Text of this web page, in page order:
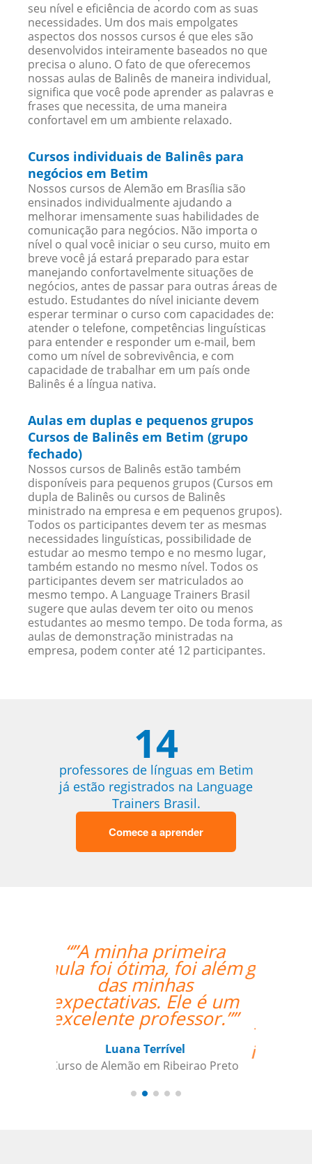
seu nível e eficiência de acordo com as suas
necessidades. Um dos mais empolgates
aspectos dos nossos cursos é que eles são
desenvolvidos inteiramente baseados no que
precisa o aluno. O fato de que oferecemos
nossas aulas de Balinês de maneira individual,
significa que você pode aprender as palavras e
frases que necessita, de uma maneira
confortavel em um ambiente relaxado.
Cursos individuais de Balinês para
negócios em Betim
Nossos cursos de Alemão em Brasília são
ensinados individualmente ajudando a
melhorar imensamente suas habilidades de
comunicação para negócios. Não importa o
nível o qual você iniciar o seu curso, muito em
breve você já estará preparado para estar
manejando confortavelmente situações de
negócios, antes de passar para outras áreas de
estudo. Estudantes do nível iniciante devem
esperar terminar o curso com capacidades de:
atender o telefone, competências linguísticas
para entender e responder um e-mail, bem
como um nível de sobrevivência, e com
capacidade de trabalhar em um país onde
Balinês é a língua nativa.
Aulas em duplas e pequenos grupos
Cursos de Balinês em Betim (grupo
fechado)
Nossos cursos de Balinês estão também
disponíveis para pequenos grupos (Cursos em
dupla de Balinês ou cursos de Balinês
ministrado na empresa e em pequenos grupos).
Todos os participantes devem ter as mesmas
necessidades linguísticas, possibilidade de
estudar ao mesmo tempo e no mesmo lugar,
também estando no mesmo nível. Todos os
participantes devem ser matriculados ao
mesmo tempo. A Language Trainers Brasil
sugere que aulas devem ter oito ou menos
estudantes ao mesmo tempo. De toda forma, as
aulas de demonstração ministradas na
empresa, podem conter até 12 participantes.
14
professores de línguas em Betim
já estão registrados na Language
Trainers Brasil.
Comece a aprender
“”Lessons are going
great. Hugo is very nice
and helpful. I found
you guys online and
you seemed to fit my
needs for
individualized training
the best.””
Paul Rombach